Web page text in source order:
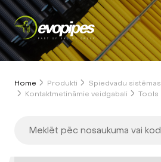
Home Produkti
Spiedvadu sistēmas
Kontaktmetināmie veidgabali
Tools